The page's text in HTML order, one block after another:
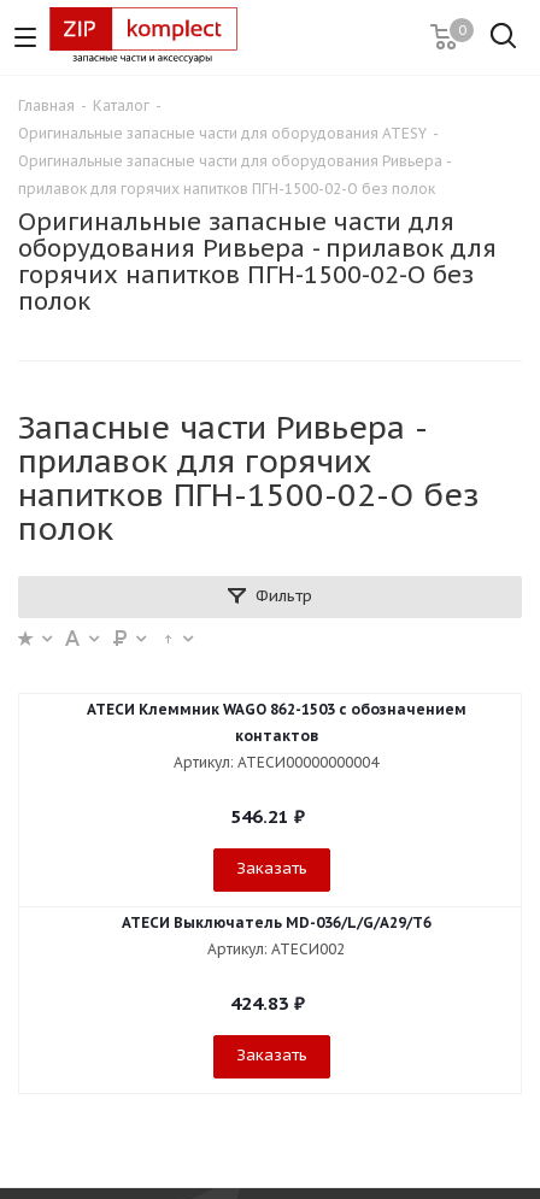
0
Главная - Каталог -
Оригинальные запасные части для оборудования ATESY -
Оригинальные запасные части для оборудования Ривьера -
прилавок для горячих напитков ПГН-1500-02-О без полок
Оригинальные запасные части для
оборудования Ривьера - прилавок для
горячих напитков ПГН-1500-02-О без
полок
Запасные части Ривьера -
прилавок для горячих
напитков ПГН-1500-02-О без
полок
Фильтр
АТЕСИ Клеммник WAGO 862-1503 c обозначением
контактов
Артикул: АТЕСИ00000000004
546.21 ₽
Заказать
АТЕСИ Выключатель МD-036/L/G/А29/Т6
Артикул: АТЕСИ002
424.83 ₽
Заказать